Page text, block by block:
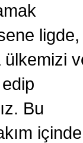
ligde,
ülkemizi
Bu
içinde